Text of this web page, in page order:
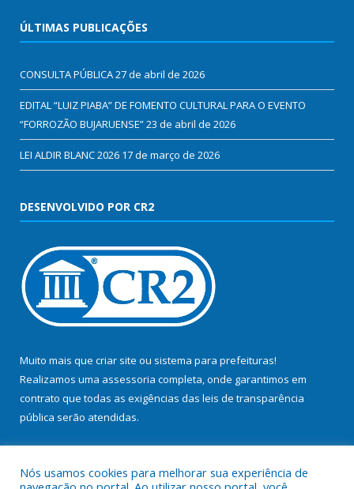
ÚLTIMAS PUBLICAÇÕES
CONSULTA PÚBLICA27 de abril de 2026
EDITAL “LUIZ PIABA” DE FOMENTO CULTURAL PARA O EVENTO
“FORROZÃO BUJARUENSE”23 de abril de 2026
LEI ALDIR BLANC 2026 17 de março de 2026
DESENVOLVIDO POR CR2
Muito mais que criar site ou sistema para prefeituras!
Realizamos uma assessoria completa, onde garantimos em
contrato que todas as exigências das leis de transparência
pública serão atendidas.
Nós usamos cookies para melhorar sua experiência de